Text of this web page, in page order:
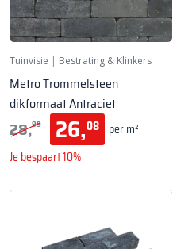
Tuinvisie | Bestrating & Klinkers
Metro Trommelsteen
dikformaat Antraciet
28,99 26,08 per m²
Je bespaart 10%